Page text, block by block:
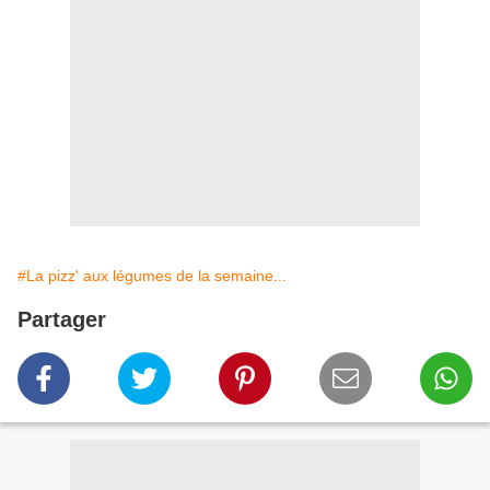
#La pizz' aux légumes de la semaine...
Partager